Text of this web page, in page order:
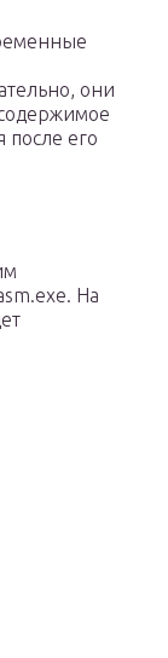
они
после его
На